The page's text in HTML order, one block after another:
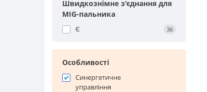
Швидкознімне з'єднання для
MIG-пальника
Є 36
Особливості
Синергетичне
управління